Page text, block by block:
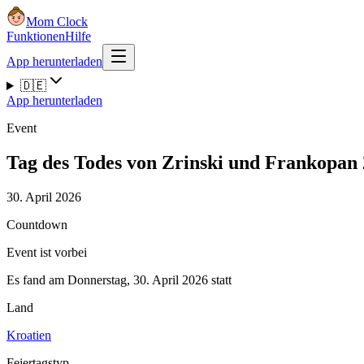
Mom Clock
FunktionenHilfe
App herunterladen
🇩🇪
App herunterladen
Event
Tag des Todes von Zrinski und Frankopan
30. April 2026
Countdown
Event ist vorbei
Es fand am Donnerstag, 30. April 2026 statt
Land
Kroatien